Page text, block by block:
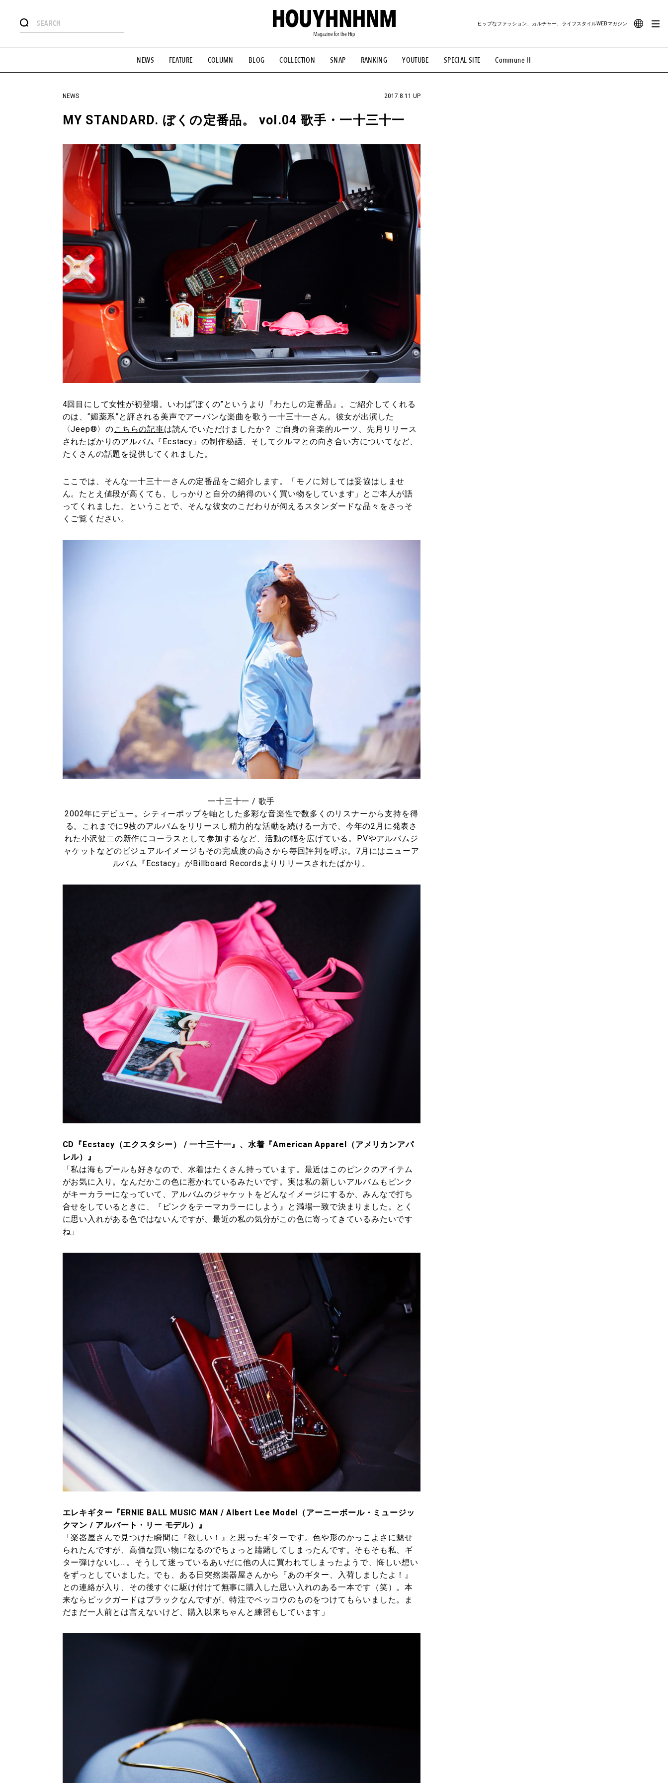
NEWS FEATURE COLUMN BLOG COLLECTION SNAP RANKING YOUTUBE SPECIAL SITE Commune H
ヒップなファッション、カルチャー、ライフスタイルWEBマガジン
#憧れの逸品 #ESSENTIAL DESIGNS #古着サミット #NEW VINTAGE #マイナーグッド図鑑 #路地裏てぃーん。 #MONTHLY JOURNAL
#GH 銘品の所以 #フイナムのYouTube #Commune H #FOCUS IT #AH.H #ととけん #FASHION #MUSIC #MOVIE #LIFESTYLE #SNEAKER #OUTDOOR
#HANDSOME HANDBOOK
NEWS 2017.8.11 UP
MY STANDARD. ぼくの定番品。 vol.04 歌手・一十三十一
4回目にして女性が初登場。いわば“ぼくの”というより『わたしの定番品』。ご紹介してくれる
のは、“媚薬系”と評される美声でアーバンな楽曲を歌う一十三十一さん。彼女が出演した
〈Jeep®〉のこちらの記事は読んでいただけましたか？ ご自身の音楽的ルーツ、先月リリース
されたばかりのアルバム『Ecstacy』の制作秘話、そしてクルマとの向き合い方についてなど、
たくさんの話題を提供してくれました。
ここでは、そんな一十三十一さんの定番品をご紹介します。「モノに対しては妥協はしませ
ん。たとえ値段が高くても、しっかりと自分の納得のいく買い物をしています」とご本人が語
ってくれました。ということで、そんな彼女のこだわりが伺えるスタンダードな品々をさっそ
くご覧ください。
一十三十一 / 歌手
2002年にデビュー。シティーポップを軸とした多彩な音楽性で数多くのリスナーから支持を得
る。これまでに9枚のアルバムをリリースし精力的な活動を続ける一方で、今年の2月に発表さ
れた小沢健二の新作にコーラスとして参加するなど、活動の幅を広げている。PVやアルバムジ
ャケットなどのビジュアルイメージもその完成度の高さから毎回評判を呼ぶ。7月にはニューア
ルバム『Ecstacy』がBillboard Recordsよりリリースされたばかり。
CD『Ecstacy（エクスタシー） / 一十三十一』、水着『American Apparel（アメリカンアパ
レル）』
「私は海もプールも好きなので、水着はたくさん持っています。最近はこのピンクのアイテム
がお気に入り。なんだかこの色に惹かれているみたいです。実は私の新しいアルバムもピンク
がキーカラーになっていて、アルバムのジャケットをどんなイメージにするか、みんなで打ち
合せをしているときに、『ピンクをテーマカラーにしよう』と満場一致で決まりました。とく
に思い入れがある色ではないんですが、最近の私の気分がこの色に寄ってきているみたいです
ね」
エレキギター『ERNIE BALL MUSIC MAN / Albert Lee Model（アーニーボール・ミュージッ
クマン / アルバート・リー モデル）』
「楽器屋さんで見つけた瞬間に『欲しい！』と思ったギターです。色や形のかっこよさに魅せ
られたんですが、高価な買い物になるのでちょっと躊躇してしまったんです。そもそも私、ギ
ター弾けないし…。そうして迷っているあいだに他の人に買われてしまったようで、悔しい想い
をずっとしていました。でも、ある日突然楽器屋さんから『あのギター、入荷しましたよ！』
との連絡が入り、その後すぐに駆け付けて無事に購入した思い入れのある一本です（笑）。本
来ならピックガードはブラックなんですが、特注でベッコウのものをつけてもらいました。ま
だまだ一人前とは言えないけど、購入以来ちゃんと練習もしています」